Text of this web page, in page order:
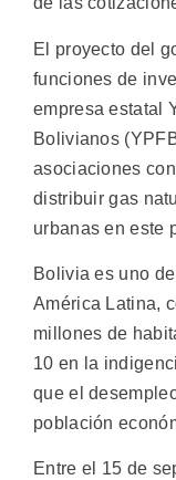
El proyecto del
funciones de
empresa estatal
Bolivianos
asociaciones
distribuir gas
urbanas en este
Bolivia es uno
América Latina,
millones de
10 en la
que el
población
Entre el 15 de